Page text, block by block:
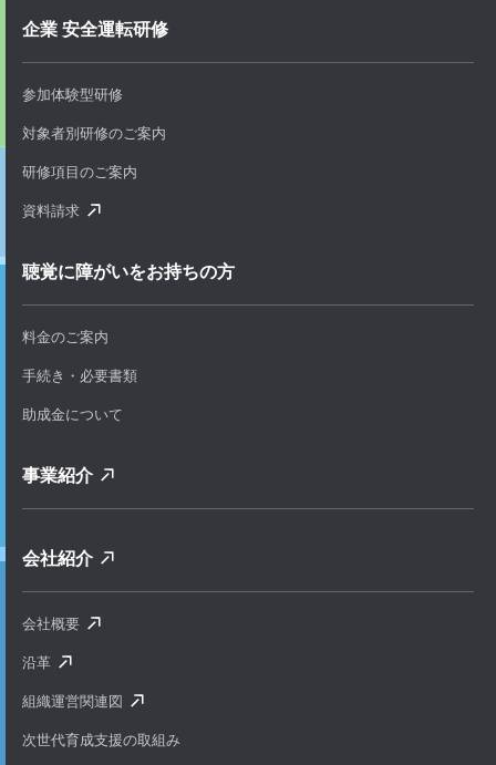
企業 安全運転研修
参加体験型研修
対象者別研修のご案内
研修項目のご案内
資料請求
聴覚に障がいをお持ちの方
料金のご案内
手続き・必要書類
助成金について
事業紹介
会社紹介
会社概要
沿革
組織運営関連図
次世代育成支援の取組み